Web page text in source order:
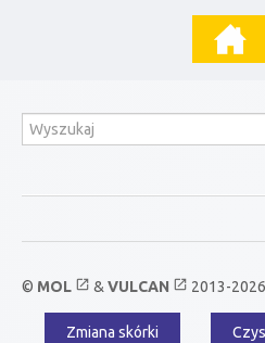
Wyszukiwanie
© MOL open_in_new & VULCAN open_in_new 2013-2026
Zmiana skórki